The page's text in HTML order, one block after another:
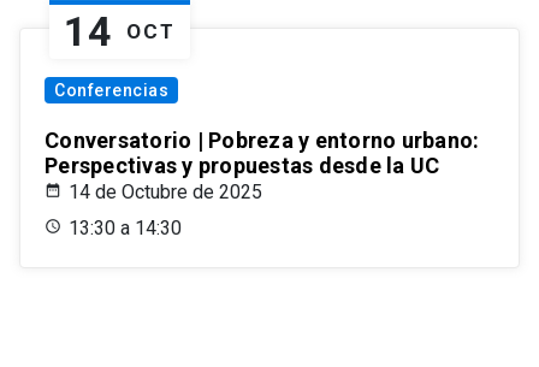
14 OCT
Conferencias
Conversatorio | Pobreza y entorno urbano:
Perspectivas y propuestas desde la UC
14 de Octubre de 2025
13:30 a 14:30